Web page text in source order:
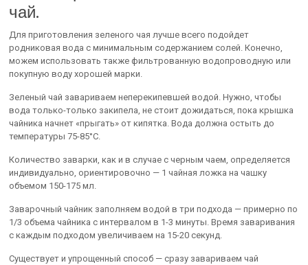
чай.
Для приготовления зеленого чая лучше всего подойдет
родниковая вода с минимальным содержанием солей. Конечно,
можем использовать также фильтрованную водопроводную или
покупную воду хорошей марки.
Зеленый чай завариваем неперекипевшей водой. Нужно, чтобы
вода только-только закипела, не стоит дожидаться, пока крышка
чайника начнет «прыгать» от кипятка. Вода должна остыть до
температуры 75-85°С.
Количество заварки, как и в случае с черным чаем, определяется
индивидуально, ориентировочно — 1 чайная ложка на чашку
объемом 150-175 мл.
Заварочный чайник заполняем водой в три подхода — примерно по
1/3 объема чайника с интервалом в 1-3 минуты. Время заваривания
с каждым подходом увеличиваем на 15-20 секунд.
Существует и упрощенный способ — сразу завариваем чай